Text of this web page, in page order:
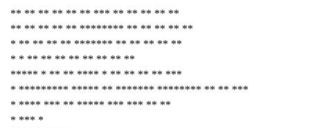
** ** ** ** ** ** *** ** ** ** ** **
** ** ** ** ** ******** ** ** ** ** **
* ** ** ** ** ******* ** ** ** ** **
* * ** ** ** ** ** ** ** **
***** * ** ** **** * ** ** ** ** ***
* ********* ***** ** ******* ******** ** ** ***
* **** *** ** ***** *** *** ** **
* *** *